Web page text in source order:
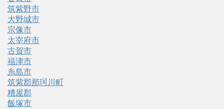
筑紫野市
大野城市
宗像市
太宰府市
古賀市
福津市
糸島市
筑紫郡那珂川町
糟屋郡
飯塚市